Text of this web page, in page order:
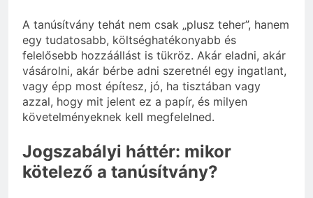
A tanúsítvány tehát nem csak „plusz teher”, hanem
egy tudatosabb, költséghatékonyabb és
felelősebb hozzáállást is tükröz. Akár eladni, akár
vásárolni, akár bérbe adni szeretnél egy ingatlant,
vagy épp most építesz, jó, ha tisztában vagy
azzal, hogy mit jelent ez a papír, és milyen
követelményeknek kell megfelelned.
Jogszabályi háttér: mikor
kötelező a tanúsítvány?